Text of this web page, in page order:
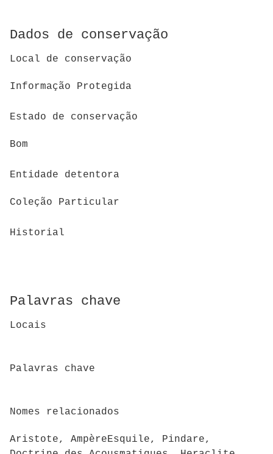
Dados de conservação
Local de conservação
Informação Protegida
Estado de conservação
Bom
Entidade detentora
Coleção Particular
Historial
Palavras chave
Locais
Palavras chave
Nomes relacionados
Aristote, AmpèreEsquile, Pindare,